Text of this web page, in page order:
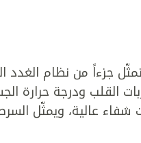
جزءاً من نظام
القلب ودرجة حرارة
شفاء عالية، ويمثّل